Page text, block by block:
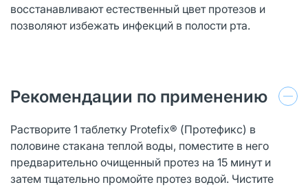
восстанавливают естественный цвет протезов и
позволяют избежать инфекций в полости рта.
Рекомендации по применению
Растворите 1 таблетку Protefix® (Протефикс) в
половине стакана теплой воды, поместите в него
предварительно очищенный протез на 15 минут и
затем тщательно промойте протез водой. Чистите